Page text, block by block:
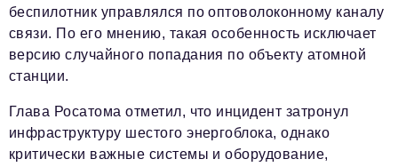
беспилотник управлялся по оптоволоконному каналу
связи. По его мнению, такая особенность исключает
версию случайного попадания по объекту атомной
станции.
Глава Росатома отметил, что инцидент затронул
инфраструктуру шестого энергоблока, однако
критически важные системы и оборудование,